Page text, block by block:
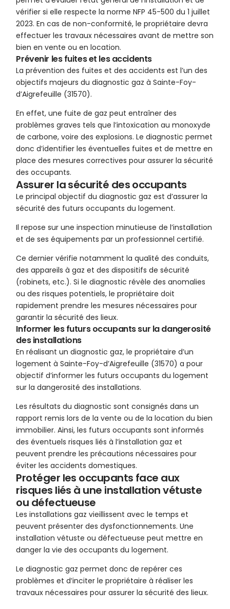
vérifier si elle respecte la norme NFP 45-500 du 1 juillet
2023. En cas de non-conformité, le propriétaire devra
effectuer les travaux nécessaires avant de mettre son
bien en vente ou en location.
Prévenir les fuites et les accidents
La prévention des fuites et des accidents est l’un des
objectifs majeurs du diagnostic gaz à Sainte-Foy-
d’Aigrefeuille (31570).
En effet, une fuite de gaz peut entraîner des
problèmes graves tels que l’intoxication au monoxyde
de carbone, voire des explosions. Le diagnostic permet
donc d’identifier les éventuelles fuites et de mettre en
place des mesures correctives pour assurer la sécurité
des occupants.
Assurer la sécurité des occupants
Le principal objectif du diagnostic gaz est d’assurer la
sécurité des futurs occupants du logement.
Il repose sur une inspection minutieuse de l’installation
et de ses équipements par un professionnel certifié.
Ce dernier vérifie notamment la qualité des conduits,
des appareils à gaz et des dispositifs de sécurité
(robinets, etc.). Si le diagnostic révèle des anomalies
ou des risques potentiels, le propriétaire doit
rapidement prendre les mesures nécessaires pour
garantir la sécurité des lieux.
Informer les futurs occupants sur la dangerosité
des installations
En réalisant un diagnostic gaz, le propriétaire d’un
logement à Sainte-Foy-d’Aigrefeuille (31570) a pour
objectif d’informer les futurs occupants du logement
sur la dangerosité des installations.
Les résultats du diagnostic sont consignés dans un
rapport remis lors de la vente ou de la location du bien
immobilier. Ainsi, les futurs occupants sont informés
des éventuels risques liés à l’installation gaz et
peuvent prendre les précautions nécessaires pour
éviter les accidents domestiques.
Protéger les occupants face aux
risques liés à une installation vétuste
ou défectueuse
Les installations gaz vieillissent avec le temps et
peuvent présenter des dysfonctionnements. Une
installation vétuste ou défectueuse peut mettre en
danger la vie des occupants du logement.
Le diagnostic gaz permet donc de repérer ces
problèmes et d’inciter le propriétaire à réaliser les
travaux nécessaires pour assurer la sécurité des lieux.